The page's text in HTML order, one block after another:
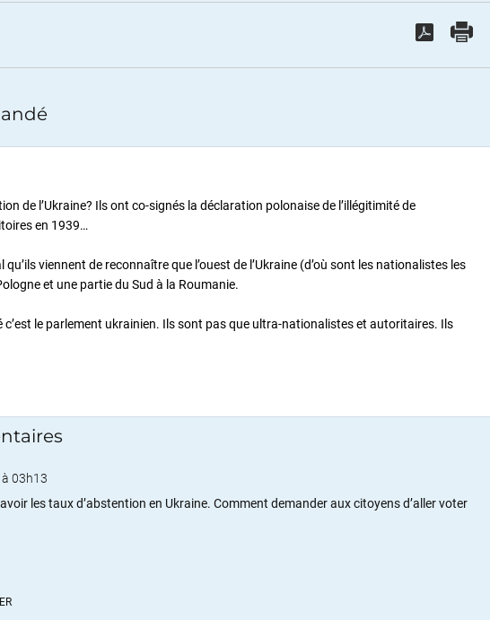
de l’Ukraine? Ils ont co-signés la déclaration polonaise de l’illégitimité de
en 1939…
viennent de reconnaître que l’ouest de l’Ukraine (d’où sont les nationalistes les
et une partie du Sud à la Roumanie.
c’est le parlement ukrainien. Ils sont pas que ultra-nationalistes et autoritaires. Ils
03h13
les taux d’abstention en Ukraine. Comment demander aux citoyens d’aller voter